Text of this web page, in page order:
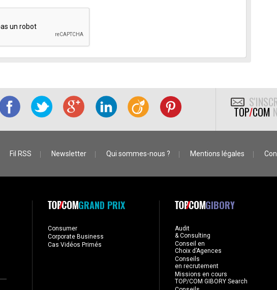
TOP/COM
Fil RSS Newsletter Qui sommes-nous ? Mentions légales
GRAND PRIX
Consumer
Corporate Business
Cas Vidéos Primés
GIBORY
Audit
& Consulting
Conseil en
Choix d’Agences
Conseils
en recrutement
Missions en cours
TOP/COM GIBORY Search